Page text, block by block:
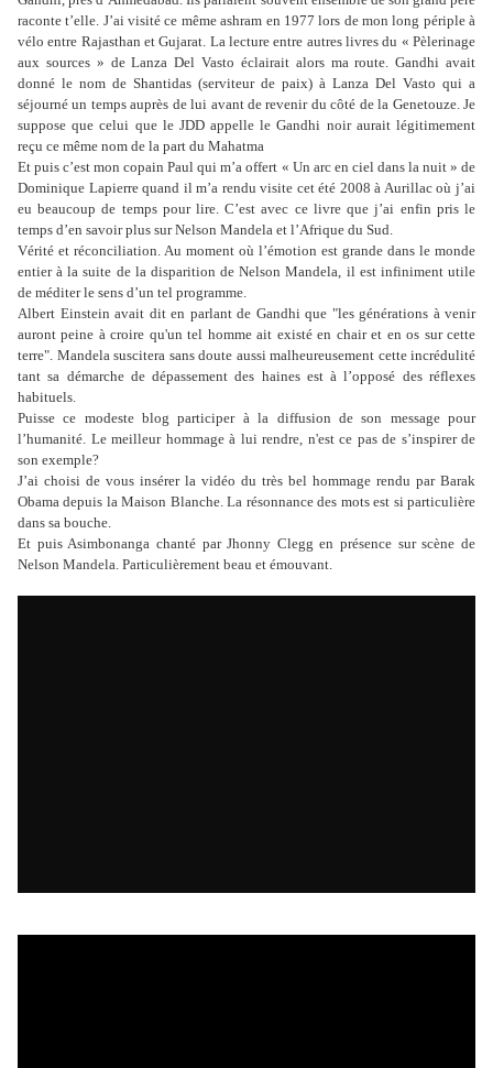
raconte t’elle. J’ai visité ce même ashram en 1977 lors de mon long périple à
vélo entre Rajasthan et Gujarat. La lecture entre autres livres du « Pèlerinage
aux sources » de Lanza Del Vasto éclairait alors ma route. Gandhi avait
donné le nom de Shantidas (serviteur de paix) à Lanza Del Vasto qui a
séjourné un temps auprès de lui avant de revenir du côté de la Genetouze. Je
suppose que celui que le JDD appelle le Gandhi noir aurait légitimement
reçu ce même nom de la part du Mahatma
Et puis c’est mon copain Paul qui m’a offert « Un arc en ciel dans la nuit » de
Dominique Lapierre quand il m’a rendu visite cet été 2008 à Aurillac où j’ai
eu beaucoup de temps pour lire. C’est avec ce livre que j’ai enfin pris le
temps d’en savoir plus sur Nelson Mandela et l’Afrique du Sud.
Vérité et réconciliation. Au moment où l’émotion est grande dans le monde
entier à la suite de la disparition de Nelson Mandela, il est infiniment utile
de méditer le sens d’un tel programme.
Albert Einstein avait dit en parlant de Gandhi que "les générations à venir
auront peine à croire qu'un tel homme ait existé en chair et en os sur cette
terre". Mandela suscitera sans doute aussi malheureusement cette incrédulité
tant sa démarche de dépassement des haines est à l’opposé des réflexes
habituels.
Puisse ce modeste blog participer à la diffusion de son message pour
l’humanité. Le meilleur hommage à lui rendre, n'est ce pas de s’inspirer de
son exemple?
J’ai choisi de vous insérer la vidéo du très bel hommage rendu par Barak
Obama depuis la Maison Blanche. La résonnance des mots est si particulière
dans sa bouche.
Et puis Asimbonanga chanté par Jhonny Clegg en présence sur scène de
Nelson Mandela. Particulièrement beau et émouvant.